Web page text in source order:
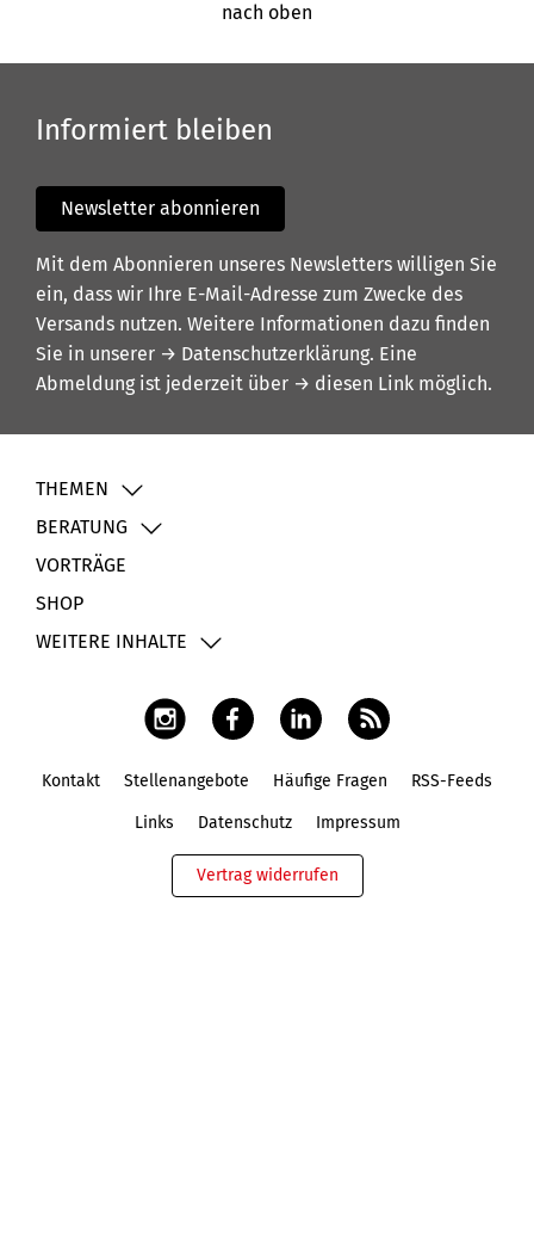
nach oben
Informiert bleiben
Newsletter abonnieren
Mit dem Abonnieren unseres Newsletters willigen Sie
ein, dass wir Ihre E-Mail-Adresse zum Zwecke des
Versands nutzen. Weitere Informationen dazu finden
Sie in unserer → Datenschutzerklärung. Eine
Abmeldung ist jederzeit über → diesen Link möglich.
THEMEN
BERATUNG
VORTRÄGE
SHOP
WEITERE INHALTE
Kontakt Stellenangebote Häufige Fragen RSS-Feeds
Links Datenschutz Impressum
Vertrag widerrufen